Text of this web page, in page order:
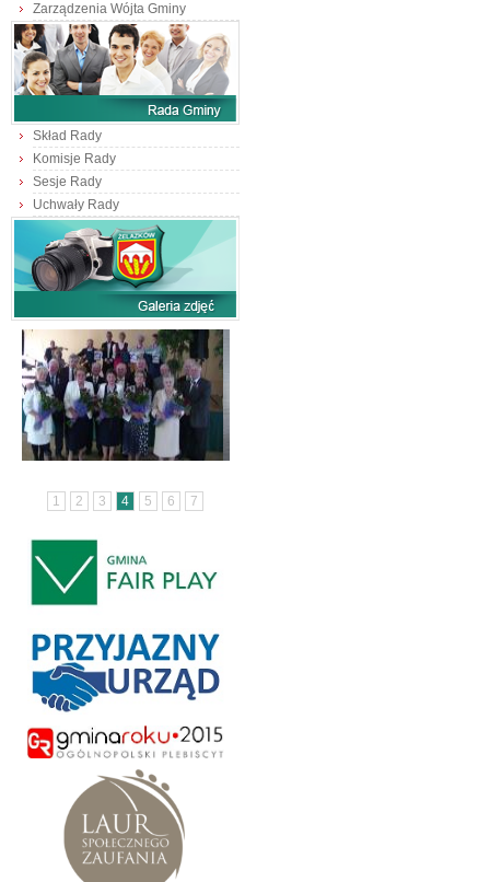
Zarządzenia Wójta Gminy
Skład Rady
Komisje Rady
Sesje Rady
Uchwały Rady
1 2 3 4 5 6 7